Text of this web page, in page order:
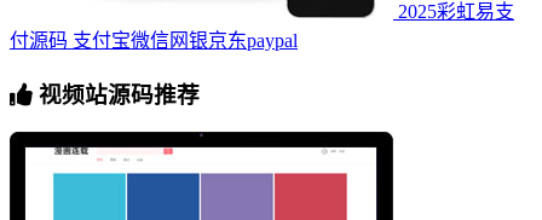
2025彩虹易支
付源码 支付宝微信网银京东paypal
视频站源码推荐